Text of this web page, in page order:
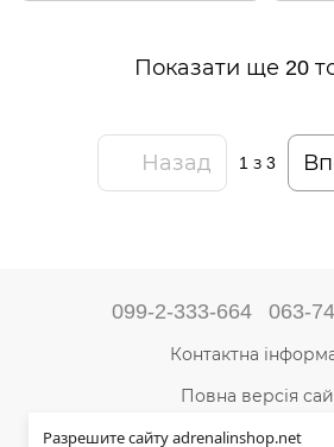
Разрешите сайту adrenalinshop.net
Показати ще 20
Назад 1з 3
099-2-333-664 063-
Контактна
Повна версія
Мапа сайту